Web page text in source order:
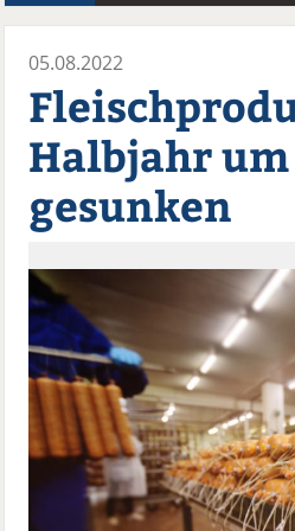
05.08.2022
Halbjahr
gesunken